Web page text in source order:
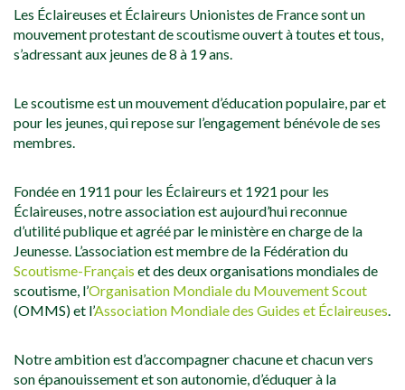
Les Éclaireuses et Éclaireurs Unionistes de France sont un
mouvement protestant de scoutisme ouvert à toutes et tous,
s’adressant aux jeunes de 8 à 19 ans.
Le scoutisme est un mouvement d’éducation populaire, par et
pour les jeunes, qui repose sur l’engagement bénévole de ses
membres.
Fondée en 1911 pour les Éclaireurs et 1921 pour les
Éclaireuses, notre association est aujourd’hui reconnue
d’utilité publique et agréé par le ministère en charge de la
Jeunesse. L’association est membre de la Fédération du
Scoutisme-Français et des deux organisations mondiales de
scoutisme, l’Organisation Mondiale du Mouvement Scout
(OMMS) et l’Association Mondiale des Guides et Éclaireuses.
Notre ambition est d’accompagner chacune et chacun vers
son épanouissement et son autonomie, d’éduquer à la